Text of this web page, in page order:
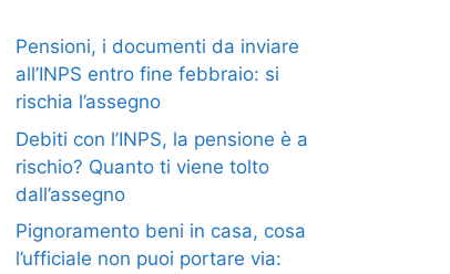
Pensioni, i documenti da inviare
all’INPS entro fine febbraio: si
rischia l’assegno
Debiti con l’INPS, la pensione è a
rischio? Quanto ti viene tolto
dall’assegno
Pignoramento beni in casa, cosa
l’ufficiale non puoi portare via: